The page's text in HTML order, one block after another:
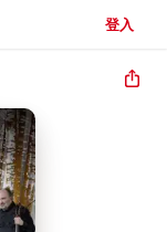
登入